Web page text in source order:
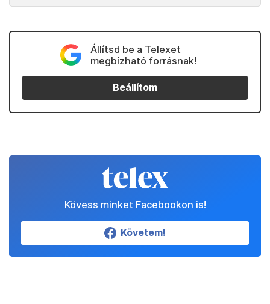
Állítsd be a Telexet
megbízható forrásnak!
Beállítom
Kövess minket Facebookon is!
Követem!